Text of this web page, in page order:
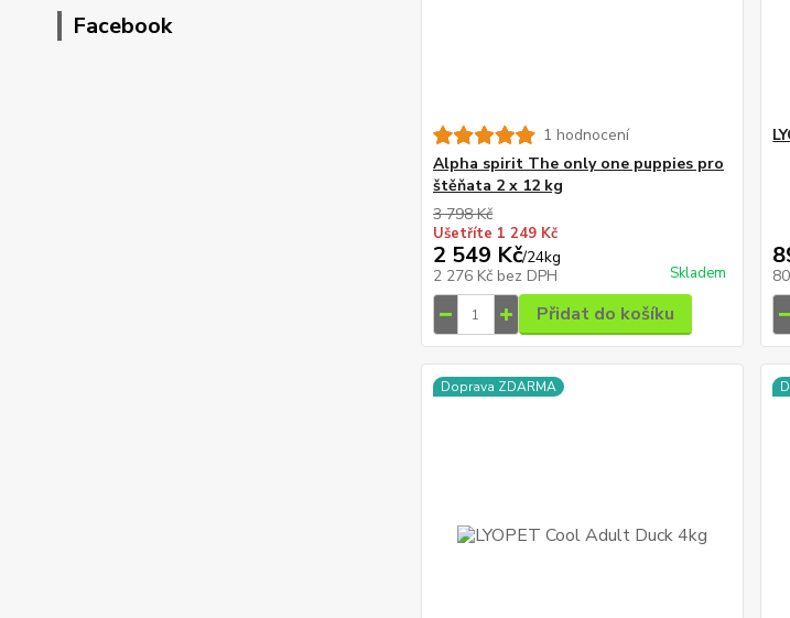
Facebook
1 hodnocení
Alpha spirit The only one puppies pro
štěňata 2 x 12 kg
3 798 Kč
Ušetříte 1 249 Kč
2 549 Kč/24kg
2 276 Kč bez DPH Skladem
Přidat do košíku
Doprava ZDARMA